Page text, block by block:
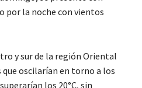
por la noche con vientos
y sur de la región Oriental
oscilarían en torno a los
los 20°C, sin